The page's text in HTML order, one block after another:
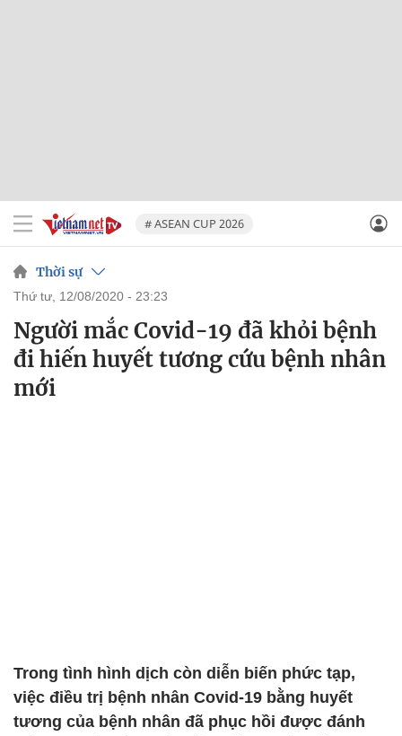
# ASEAN CUP 2026
Thời sự
thứ tư, 12/08/2020 - 23:23
Người mắc Covid-19 đã khỏi bệnh
đi hiến huyết tương cứu bệnh nhân
mới
Trong tình hình dịch còn diễn biến phức tạp,
việc điều trị bệnh nhân Covid-19 bằng huyết
tương của bệnh nhân đã phục hồi được đánh